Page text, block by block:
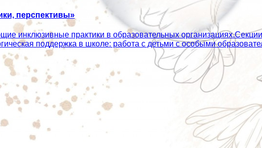
перспективы»
инклюзивные практики в образовательных
поддержка в школе: работа с детьми с особыми